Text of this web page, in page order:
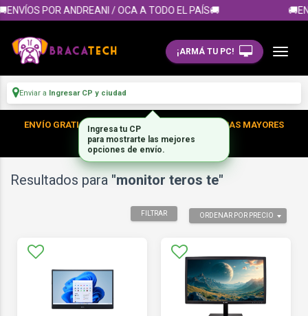
POR ANDREANI / OCA A TODO EL PAÍS🚚
¡ARMÁ TU PC!
Enviar a Ingresar CP y ciudad
ENVÍO GRATIS DENTRO DE CABA EN TUS COMPRAS MAYORES
A $300.000
Resultados para "monitor teros te"
FILTRAR ORDENAR POR PRECIO
Ingresa tu CP
para mostrarte las mejores
opciones de envío.